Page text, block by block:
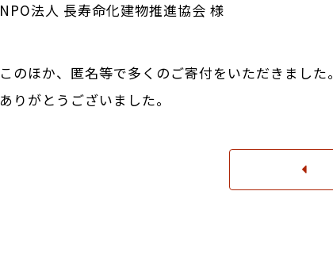
NPO法人 長寿命化建物推進協会 様
このほか、匿名等で多くのご寄付をいただきました。
ありがとうございました。